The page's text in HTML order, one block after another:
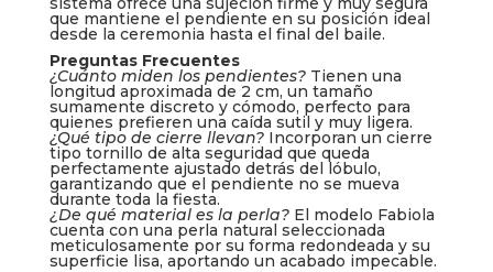
que mantiene el pendiente en su posición ideal
desde la ceremonia hasta el final del baile.
Preguntas Frecuentes
¿Cuánto miden los pendientes?Tienen una
longitud aproximada de 2 cm, un tamaño
sumamente discreto y cómodo, perfecto para
quienes prefieren una caída sutil y muy ligera.
¿Qué tipo de cierre llevan? Incorporan un cierre
tipo tornillo de alta seguridad que queda
perfectamente ajustado detrás del lóbulo,
garantizando que el pendiente no se mueva
durante toda la fiesta.
¿De qué material es la perla?El modelo Fabiola
cuenta con una perla natural seleccionada
meticulosamente por su forma redondeada y su
superficie lisa, aportando un acabado impecable.